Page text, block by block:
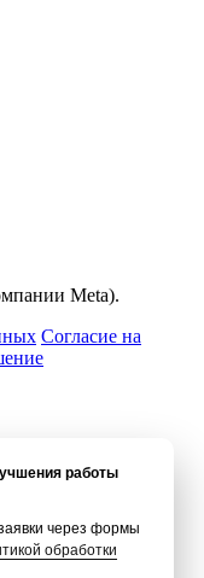
работы
через формы
обработки
Meta).
Согласие на